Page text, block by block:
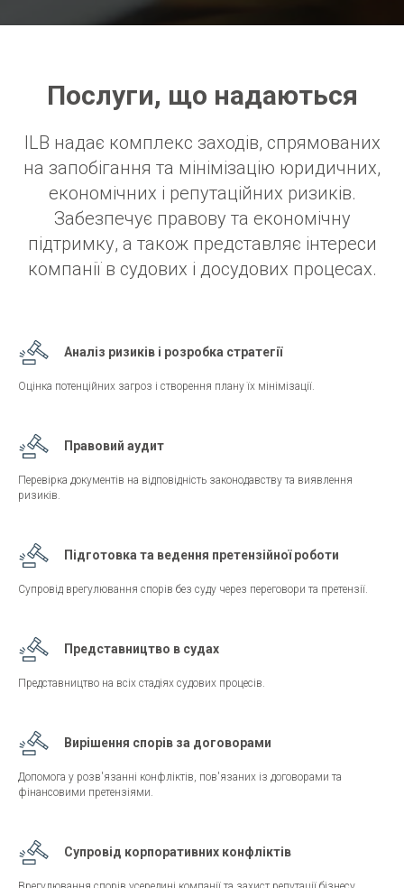
Послуги, що надаються
ILB надає комплекс заходів, спрямованих
на запобігання та мінімізацію юридичних,
економічних і репутаційних ризиків.
Забезпечує правову та економічну
підтримку, а також представляє інтереси
компанії в судових і досудових процесах.
Аналіз ризиків і розробка стратегії
Оцінка потенційних загроз і створення плану їх мінімізації.
Правовий аудит
Перевірка документів на відповідність законодавству та виявлення
ризиків.
Підготовка та ведення претензійної роботи
Супровід врегулювання спорів без суду через переговори та претензії.
Представництво в судах
Представництво на всіх стадіях судових процесів.
Вирішення спорів за договорами
Допомога у розв'язанні конфліктів, пов'язаних із договорами та
фінансовими претензіями.
Супровід корпоративних конфліктів